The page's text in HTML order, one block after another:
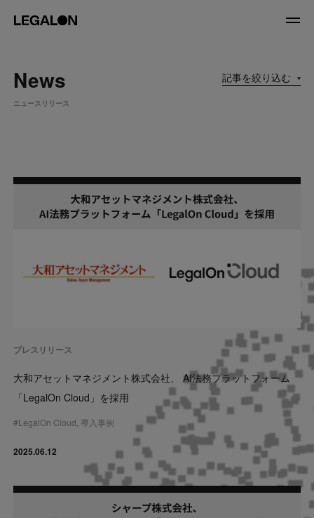
About
Service
News
US website
News
ニュースリリース
記事を絞り込む
プレスリリース
大和アセットマネジメント株式会社、 AI法務プラットフォーム
「LegalOn Cloud」を採用
#LegalOn Cloud 導入事例
2025.06.12